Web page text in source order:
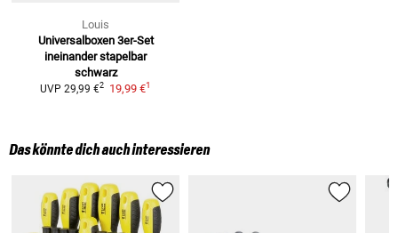
Louis
Universalboxen 3er-Set
ineinander stapelbar
schwarz
UVP 29,99 €2 19,99 €1
Das könnte dich auch interessieren